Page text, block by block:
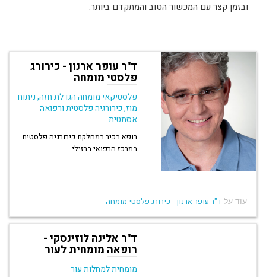
ובזמן קצר עם המכשור הטוב והמתקדם ביותר.
ד"ר עופר ארנון - כירורג
פלסטי מומחה
פלסטיקאי מומחה הגדלת חזה, ניתוח
מוז, כירורגיה פלסטית ורפואה
אסתטית
רופא בכיר במחלקת כירורגיה פלסטית
במרכז הרפואי ברזילי
עוד עלד"ר עופר ארנון - כירורג פלסטי מומחה
ד"ר אלינה לוזינסקי -
רופאה מומחית לעור
מומחית למחלות עור